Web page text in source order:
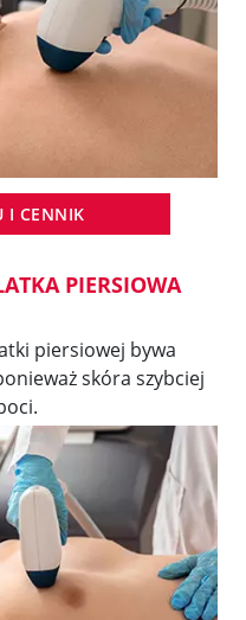
I CENNIK
PIERSIOWA
piersiowej bywa
skóra szybciej